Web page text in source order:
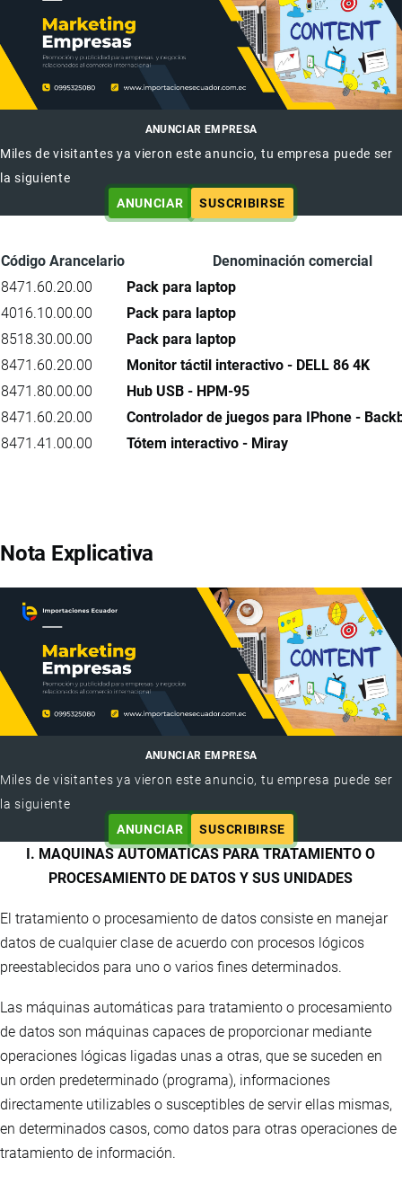
ANUNCIAR EMPRESA
Miles de visitantes ya vieron este anuncio, tu empresa puede ser
la siguiente
ANUNCIAR
SUSCRIBIRSE
Código Arancelario
Denominación comercial
8471.60.20.00
Pack para laptop
4016.10.00.00
Pack para laptop
8518.30.00.00
Pack para laptop
8471.60.20.00
Monitor táctil interactivo - DELL 86 4K
8471.80.00.00
Hub USB - HPM-95
8471.60.20.00
Controlador de juegos para IPhone -
8471.41.00.00
Tótem interactivo - Miray
Nota Explicativa
ANUNCIAR EMPRESA
Miles de visitantes ya vieron este anuncio, tu empresa puede ser
la siguiente
ANUNCIAR
SUSCRIBIRSE
I. MAQUINAS AUTOMATICAS PARA TRATAMIENTO O
PROCESAMIENTO DE DATOS Y SUS UNIDADES
El tratamiento o procesamiento de datos consiste en manejar
datos de cualquier clase de acuerdo con procesos lógicos
preestablecidos para uno o varios fines determinados.
Las máquinas automáticas para tratamiento o procesamiento
de datos son máquinas capaces de proporcionar mediante
operaciones lógicas ligadas unas a otras, que se suceden en
un orden predeterminado (programa), informaciones
directamente utilizables o susceptibles de servir ellas mismas,
en determinados casos, como datos para otras operaciones de
tratamiento de información.